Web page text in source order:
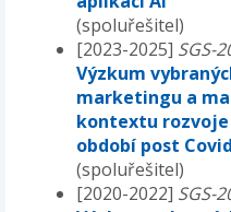
(spoluřešitel)
[2023-2025] SGS-
Výzkum
marketingu a
kontextu
období post
(spoluřešitel)
[2020-2022] SGS-